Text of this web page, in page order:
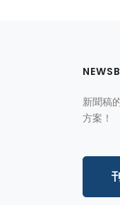
新聞稿
方案！